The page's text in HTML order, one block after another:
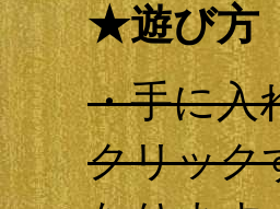
★遊び方
・手に入
クリック